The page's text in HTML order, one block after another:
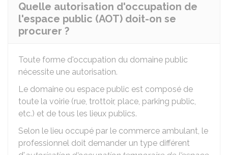
Quelle autorisation d'occupation de
l'espace public (AOT) doit-on se
procurer ?
Toute forme d'occupation du domaine public
nécessite une autorisation.
Le domaine ou espace public est composé de
toute la voirie (rue, trottoir, place, parking public,
etc.) et de tous les lieux publics.
Selon le lieu occupé par le commerce ambulant, le
professionnel doit demander un type différent